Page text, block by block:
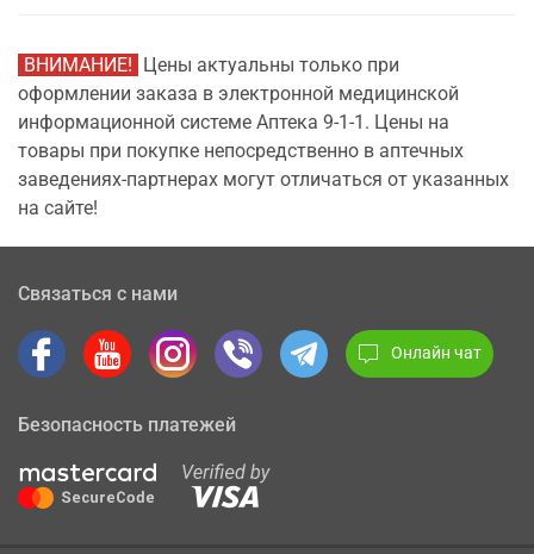
ВНИМАНИЕ! Цены актуальны только при
оформлении заказа в электронной медицинской
информационной системе Аптека 9-1-1. Цены на
товары при покупке непосредственно в аптечных
заведениях-партнерах могут отличаться от указанных
на сайте!
Связаться с нами
Онлайн чат
Безопасность платежей